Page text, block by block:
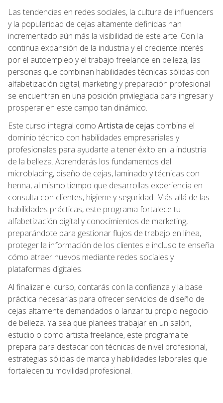
Las tendencias en redes sociales, la cultura de influencers
y la popularidad de cejas altamente definidas han
incrementado aún más la visibilidad de este arte. Con la
continua expansión de la industria y el creciente interés
por el autoempleo y el trabajo freelance en belleza, las
personas que combinan habilidades técnicas sólidas con
alfabetización digital, marketing y preparación profesional
se encuentran en una posición privilegiada para ingresar y
prosperar en este campo tan dinámico.
Este curso integral como Artista de cejas combina el
dominio técnico con habilidades empresariales y
profesionales para ayudarte a tener éxito en la industria
de la belleza. Aprenderás los fundamentos del
microblading, diseño de cejas, laminado y técnicas con
henna, al mismo tiempo que desarrollas experiencia en
consulta con clientes, higiene y seguridad. Más allá de las
habilidades prácticas, este programa fortalece tu
alfabetización digital y conocimientos de marketing,
preparándote para gestionar flujos de trabajo en línea,
proteger la información de los clientes e incluso te enseña
cómo atraer nuevos mediante redes sociales y
plataformas digitales.
Al finalizar el curso, contarás con la confianza y la base
práctica necesarias para ofrecer servicios de diseño de
cejas altamente demandados o lanzar tu propio negocio
de belleza. Ya sea que planees trabajar en un salón,
estudio o como artista freelance, este programa te
prepara para destacar con técnicas de nivel profesional,
estrategias sólidas de marca y habilidades laborales que
fortalecen tu movilidad profesional.